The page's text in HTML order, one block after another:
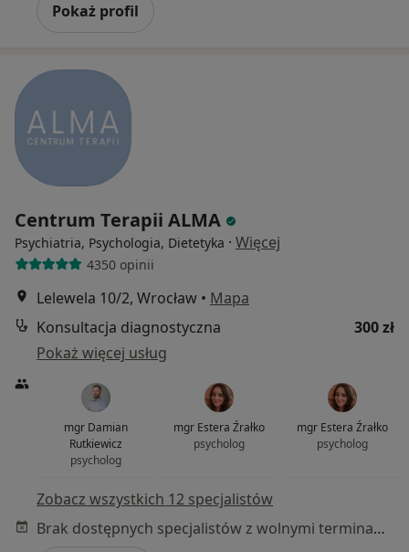
Pokaż profil
Centrum Terapii ALMA
Psychiatria, Psychologia, Dietetyka · Więcej
4350 opinii
Lelewela 10/2, Wrocław • Mapa
Konsultacja diagnostyczna
300 zł
Pokaż więcej usług
mgr Damian
Rutkiewicz
psycholog
mgr Estera Źrałko
psycholog
mgr Estera Źrałko
psycholog
Zobacz wszystkich 12 specjalistów
Brak dostępnych specjalistów z wolnymi terminami w tym centrum medycznym.